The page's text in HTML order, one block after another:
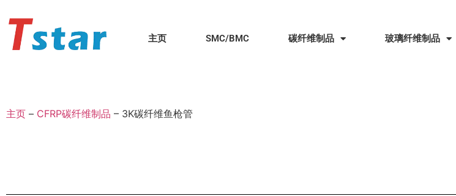
主页 SMC/BMC 碳纤维制品 玻璃纤维制品
主页 – CFRP碳纤维制品 – 3K碳纤维鱼枪管